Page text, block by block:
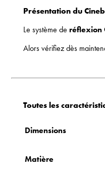
Présentation du
Le système de réflexion
Alors vérifiez dès
Toutes les
Dimensions
Matière